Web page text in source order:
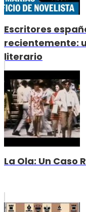
Escritores
recientemente:
literario
La Ola: Un Caso